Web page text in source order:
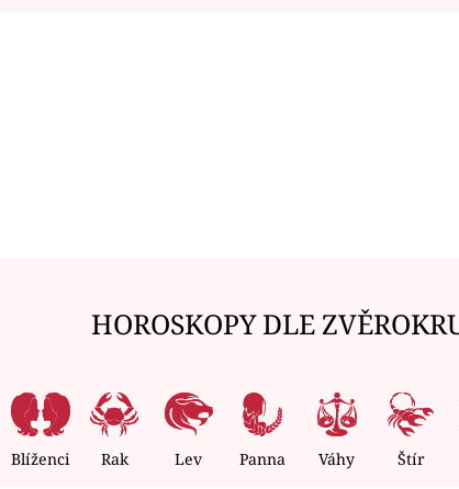
HOROSKOPY DLE
Blíženci Rak Lev Panna Váhy Štír